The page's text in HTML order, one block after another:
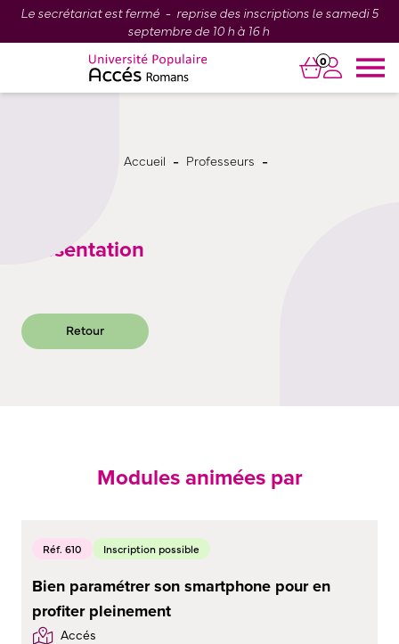
Le secrétariat est fermé - reprise des inscriptions le samedi 5
septembre de 10 h à 16 h
0
Accueil - Professeurs -
Présentation
Retour
Modules animées par
Réf. 610 Inscription possible
Bien paramétrer son smartphone pour en
profiter pleinement
Accés